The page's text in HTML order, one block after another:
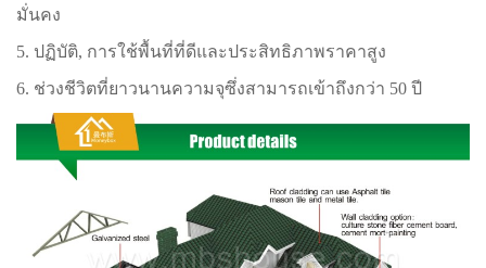
มั่นคง
5. ปฏิบัติ, การใช้พื้นที่ที่ดีและประสิทธิภาพราคาสูง
6. ช่วงชีวิตที่ยาวนานความจุซึ่งสามารถเข้าถึงกว่า 50 ปี